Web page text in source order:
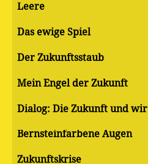
Leere
Das ewige Spiel
Der Zukunftsstaub
Mein Engel der Zukunft
Dialog: Die Zukunft und wir
Bernsteinfarbene Augen
Zukunftskrise